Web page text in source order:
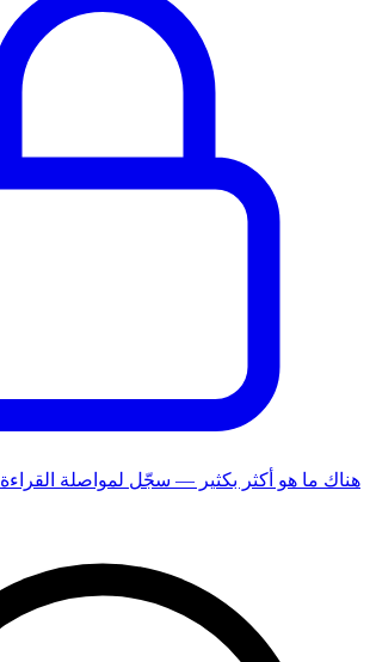
هناك ما هو أكثر بكثير — سجّل لمواصلة القراءة